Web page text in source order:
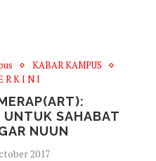
KABAR KAMPUS
R K I N I
UNTUK SAHABAT
NUUN
2017